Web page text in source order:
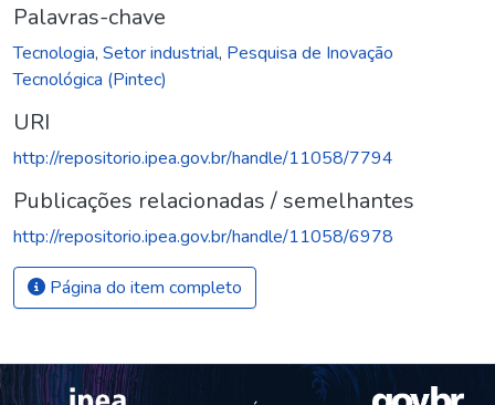
Palavras-chave
Tecnologia, Setor industrial, Pesquisa de Inovação
Tecnológica (Pintec)
URI
http://repositorio.ipea.gov.br/handle/11058/7794
Publicações relacionadas / semelhantes
http://repositorio.ipea.gov.br/handle/11058/6978
Página do item completo